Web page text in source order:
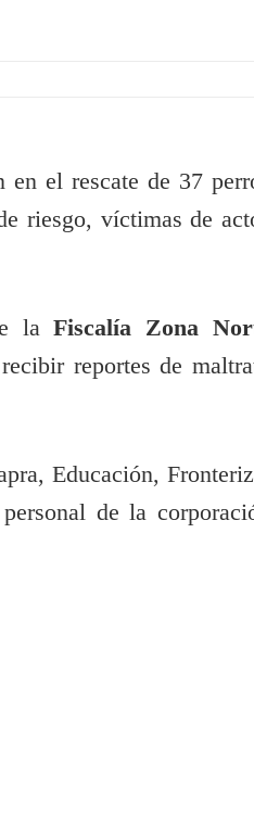
en el rescate de 37
riesgo, víctimas de
laFiscalía Zona
reportes de
Educación,
de la